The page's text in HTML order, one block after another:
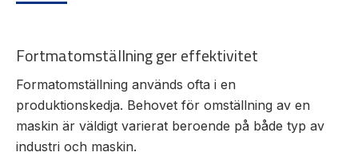
Vi hjälper gärna
till!
Mätning
Mätskalor
Fortmatomställning ger effektivitet
Formatomställning används ofta i en
produktionskedja. Behovet för omställning av en
maskin är väldigt varierat beroende på både typ av
industri och maskin.